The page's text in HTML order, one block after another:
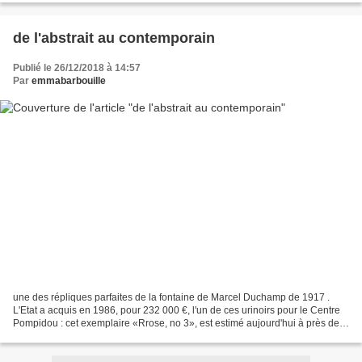
de l'abstrait au contemporain
Publié le 26/12/2018 à 14:57
Par emmabarbouille
une des répliques parfaites de la fontaine de Marcel Duchamp de 1917 .
L'Etat a acquis en 1986, pour 232 000 €, l'un de ces urinoirs pour le Centre
Pompidou : cet exemplaire «Rrose, no 3», est estimé aujourd'hui à près de 3